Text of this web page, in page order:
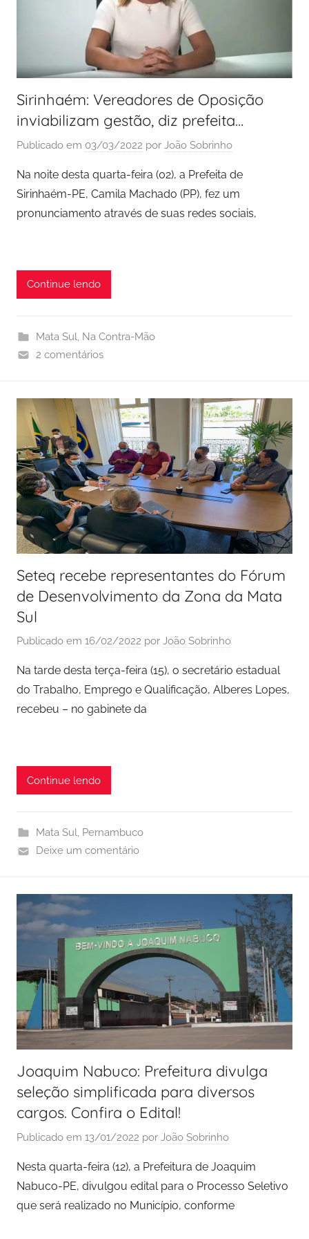
Sirinhaém: Vereadores de Oposição
inviabilizam gestão, diz prefeita…
Publicado em 03/03/2022 por João Sobrinho
Na noite desta quarta-feira (02), a Prefeita de
Sirinhaém-PE, Camila Machado (PP), fez um
pronunciamento através de suas redes sociais,
Continue lendo
Mata Sul, Na Contra-Mão
2 comentários
Seteq recebe representantes do Fórum
de Desenvolvimento da Zona da Mata
Sul
Publicado em 16/02/2022 por João Sobrinho
Na tarde desta terça-feira (15), o secretário estadual
do Trabalho, Emprego e Qualificação, Alberes Lopes,
recebeu – no gabinete da
Continue lendo
Mata Sul, Pernambuco
Deixe um comentário
Joaquim Nabuco: Prefeitura divulga
seleção simplificada para diversos
cargos. Confira o Edital!
Publicado em 13/01/2022 por João Sobrinho
Nesta quarta-feira (12), a Prefeitura de Joaquim
Nabuco-PE, divulgou edital para o Processo Seletivo
que será realizado no Município, conforme